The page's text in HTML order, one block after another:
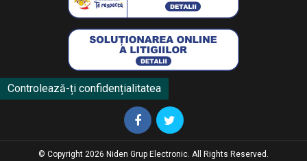
Controlează-ți confidențialitatea
© Copyright 2026 Niden Grup Electronic. All Rights Reserved.